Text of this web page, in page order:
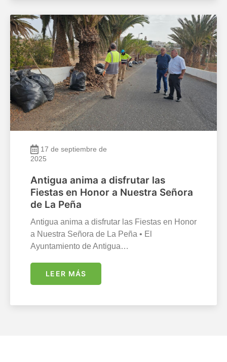
17 de septiembre de
2025
Antigua anima a disfrutar las
Fiestas en Honor a Nuestra Señora
de La Peña
Antigua anima a disfrutar las Fiestas en Honor
a Nuestra Señora de La Peña • El
Ayuntamiento de Antigua…
LEER MÁS